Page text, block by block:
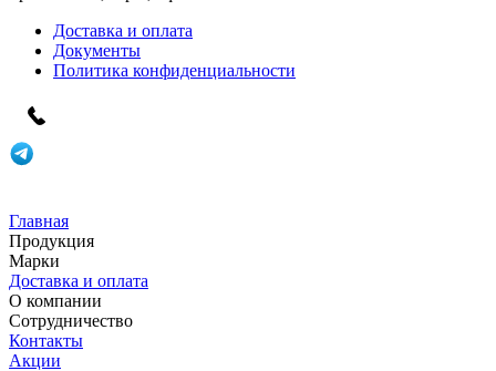
Доставка и оплата
Документы
Политика конфиденциальности
Главная
Продукция
Марки
Доставка и оплата
О компании
Сотрудничество
Контакты
Акции